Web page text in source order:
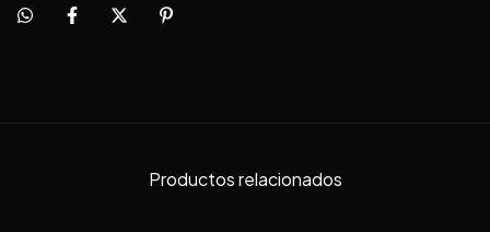
Productos relacionados